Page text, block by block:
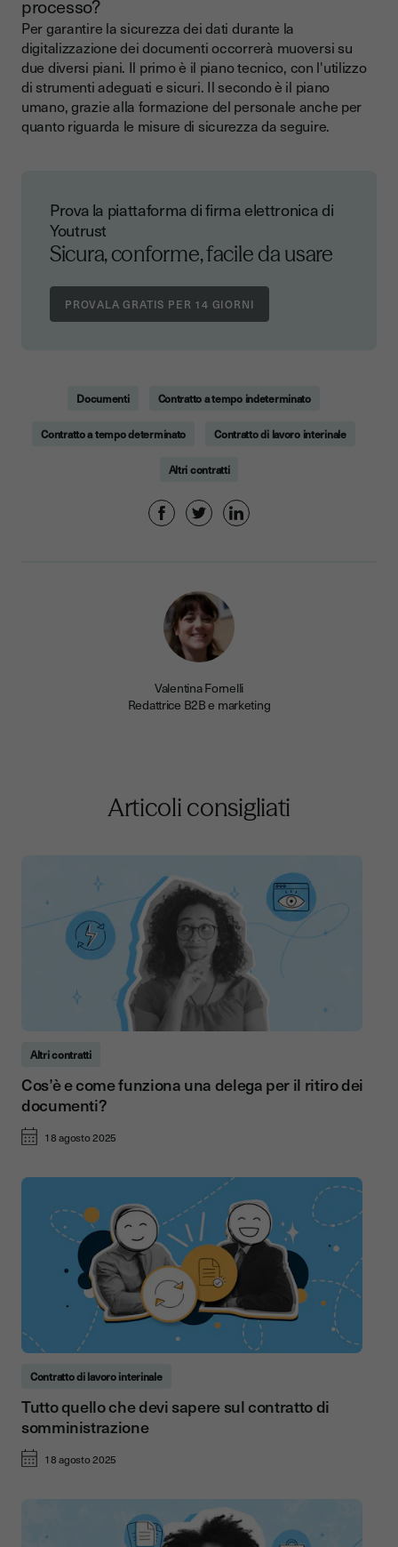
processo?
Per garantire la sicurezza dei dati durante la
digitalizzazione dei documenti occorrerà muoversi su
due diversi piani. Il primo è il piano tecnico, con l'utilizzo
di strumenti adeguati e sicuri. Il secondo è il piano
umano, grazie alla formazione del personale anche per
quanto riguarda le misure di sicurezza da seguire.
Prova la piattaforma di firma elettronica di
Youtrust
Sicura, conforme, facile da usare
Documenti Contratto a tempo indeterminato
Contratto a tempo determinato Contratto di lavoro interinale
Altri contratti
Valentina Fornelli
Redattrice B2B e marketing
Articoli consigliati
Altri contratti
Cos’è e come funziona una delega per il ritiro dei
documenti?
18 agosto 2025
Contratto di lavoro interinale
Tutto quello che devi sapere sul contratto di
somministrazione
18 agosto 2025